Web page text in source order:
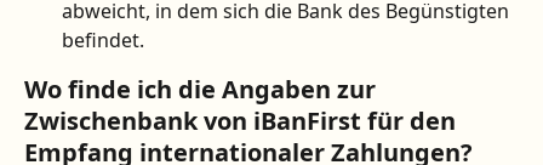
abweicht, in dem sich die Bank des Begünstigten
befindet.
Wo finde ich die Angaben zur
Zwischenbank von iBanFirst für den
Empfang internationaler Zahlungen?